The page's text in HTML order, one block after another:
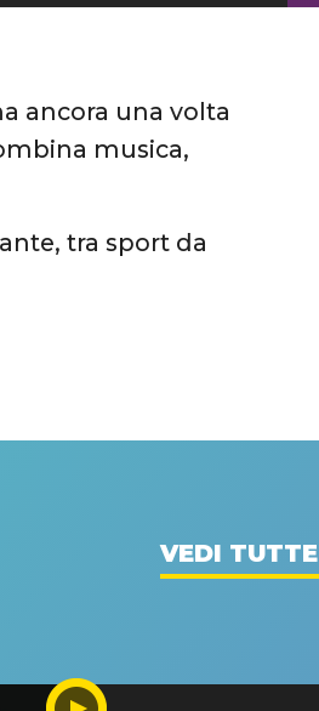
ancora una volta
musica,
tra sport da
VEDI TUTTE